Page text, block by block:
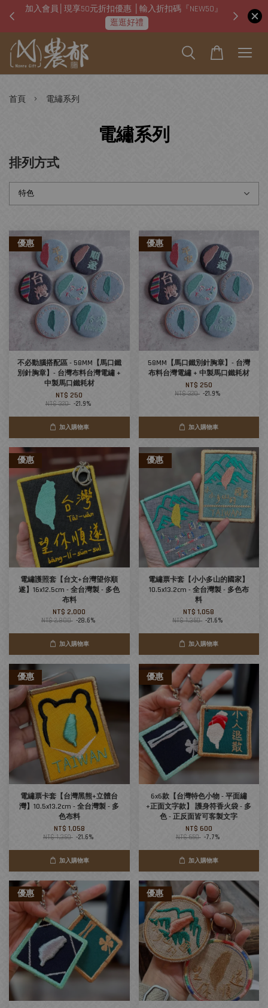
即日起「本店可線上使用台灣pay掃碼支付」
掃碼QR支付去！
2022
首頁 › 電繡系列
電繡系列
排列方式
優惠
不必動腦搭配區 - 58MM【馬口鐵
別針胸章】- 台灣布料台灣電繡 +
中製馬口鐵耗材
NT$ 250
NT$ 320 -21.9%
加入購物車
優惠
58MM【馬口鐵別針胸章】- 台灣
布料台灣電繡 + 中製馬口鐵耗材
NT$ 250
NT$ 320 -21.9%
加入購物車
優惠
電繡護照套【台文+台灣望你順
遂】16x12.5cm - 全台灣製 - 多色
布料
NT$ 2,000
NT$ 2,800 -28.6%
加入購物車
優惠
電繡票卡套【小小多山的國家】
10.5x13.2cm - 全台灣製 - 多色布
料
NT$ 1,058
NT$ 1,350 -21.6%
加入購物車
優惠
電繡票卡套【台灣黑熊+立體台
灣】10.5x13.2cm - 全台灣製 - 多
色布料
NT$ 1,058
NT$ 1,350 -21.6%
加入購物車
優惠
6x6款【台灣特色小物 - 平面繡
+正面文字款】 護身符香火袋 - 多
色 - 正反面皆可客製文字
NT$ 600
NT$ 650 -7.7%
加入購物車
優惠 優惠